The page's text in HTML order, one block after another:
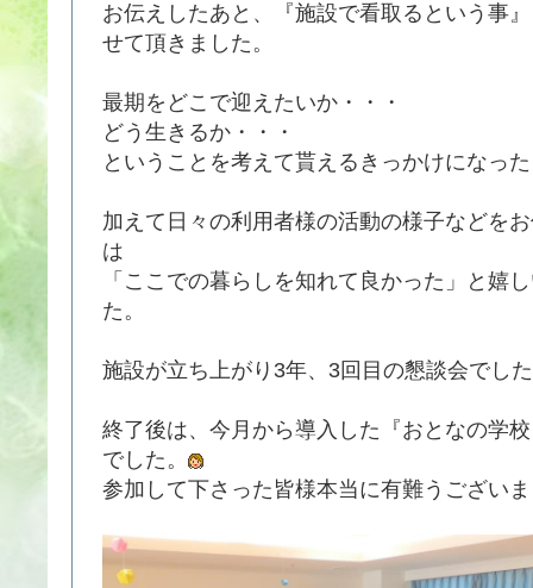
お伝えしたあと、『施設で看取るという事
せて頂きました。
最期をどこで迎えたいか・・・
どう生きるか・・・
ということを考えて貰えるきっかけになっ
加えて日々の利用者様の活動の様子などを
は
「ここでの暮らしを知れて良かった」と嬉
た。
施設が立ち上がり3年、3回目の懇談会でし
終了後は、今月から導入した『おとなの学
でした。
参加して下さった皆様本当に有難うござい